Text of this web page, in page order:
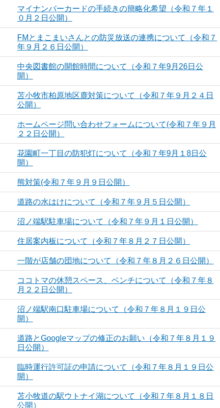
マイナンバーカードの手続きの簡略化希望（令和７年１
０月２日公開）
FMとまこまいさんとの防災放送の連携について（令和７
年９月２６日公開）
中央図書館の開館時間について（令和７年9月26日公
開）
苫小牧市柏原地区鹿対策について（令和７年９月２４日
公開）
ホームページ問い合わせフォームについて(令和７年９月
２２日公開）
花園町一丁目の防犯灯について（令和７年9月１8日公
開）
熊対策(令和７年９月９日公開）
道路の水はけについて（令和７年９月５日公開）
沼ノ端駅駐車場について（令和７年９月１日公開）
住居案内板について（令和７年８月２７日公開）
一階が店舗の団地について（令和７年８月２６日公開）
ココトマの休憩スペース、ベンチについて（令和７年８
月２２日公開）
沼ノ端駅南口駐車場について（令和７年８月１９日公
開）
道路とGoogleマップの修正のお願い（令和７年８月１９
日公開）
臨時運行許可証の申請について（令和７年８月１９日公
開）
苫小牧道の駅ウトナイ湖について（令和７年８月１８日
公開）